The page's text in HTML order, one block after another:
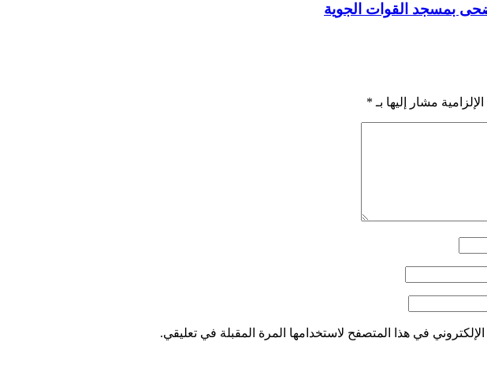
بمسجد القوات الجوية
مشار إليها بـ *
في هذا المتصفح لاستخدامها المرة المقبلة في تعليقي.